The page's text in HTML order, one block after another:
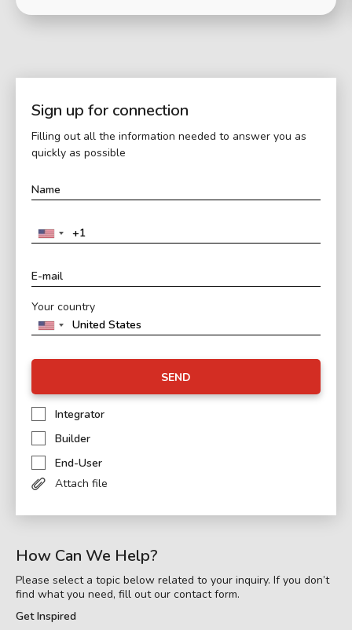
Sign up for connection
Filling out all the information needed to answer you as
quickly as possible
Your country
SEND
Integrator
Builder
End-User
Attach file
How Can We Help?
Please select a topic below related to your inquiry. If you don’t
find what you need, fill out our contact form.
Get Inspired